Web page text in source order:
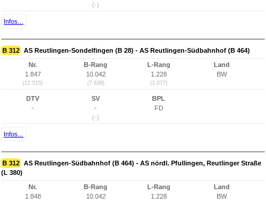
(-)
Infos...
B 312 AS Reutlingen-Sondelfingen (B 28) - AS Reutlingen-Südbahnhof (B 464)
Nr.
1.847
(12.515)
B-Rang
10.042
(7.638)
L-Rang
1.228
(1.077)
Land
BW
DTV
-
SV
-
(-)
BPL
FD
Infos...
B 312 AS Reutlingen-Südbahnhof (B 464) - AS nördl. Pfullingen, Reutlinger Straße
(L 380)
Nr.
1.848
B-Rang
10.042
L-Rang
1.228
Land
BW